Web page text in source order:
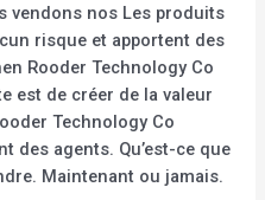
vendons nos Les produits
risque et apportent des
Rooder Technology Co
est de créer de la valeur
Technology Co
des agents. Qu’est-ce que
Maintenant ou jamais.